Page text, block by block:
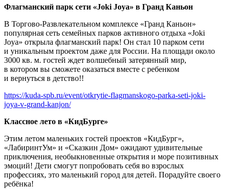
Флагманский парк сети «Joki Joya» в Гранд Каньон
В Торгово-Развлекательном комплексе «Гранд Каньон»
популярная сеть семейных парков активного отдыха «Joki
Joya» открыла флагманский парк! Он стал 10 парком сети
и уникальным проектом даже для России. На площади около
3000 кв. м. гостей ждет волшебный затерянный мир,
в котором вы сможете оказаться вместе с ребенком
и вернуться в детство!!
https://kuda-spb.ru/event/otkrytie-flagmanskogo-parka-seti-joki-
joya-v-grand-kanjon/
Классное лето в «КидБурге»
Этим летом маленьких гостей проектов «КидБург»,
«ЛабиринтУм» и «Сказкин Дом» ожидают удивительные
приключения, необыкновенные открытия и море позитивных
эмоций! Дети смогут попробовать себя во взрослых
профессиях, это маленький город для детей. Порадуйте своего
ребёнка!